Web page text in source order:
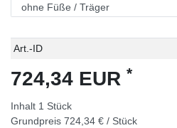
Technisches
Wert
Art.-ID
724,34 EUR *
Inhalt 1 Stück
Grundpreis 724,34 € / Stück